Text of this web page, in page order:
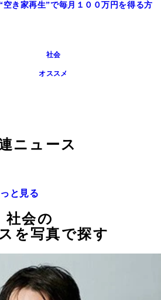
空き家再生”で毎月１００万円を得る方
社会
オススメ
ニュース
と見る
社会の
を写真で探す